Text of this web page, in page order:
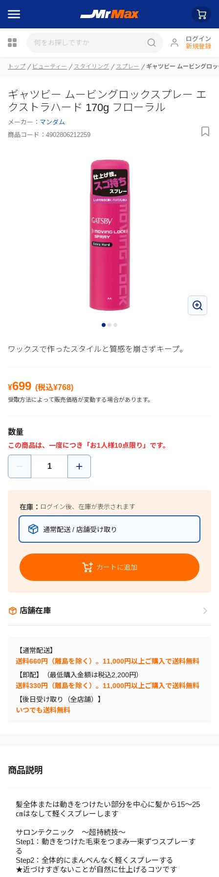
ログイン
新規登録
瓶詰
トップ ビューティー スタイリング スプレー ギャツビー ムービングロ
ギャツビー ムービングロックスプレー エ
クストラハード 170g フローラル
メーカー： マンダム
商品コード： 4902806212259
ワックスで作ったスタイルと質感を崩さずキープ。
¥699 (税込¥768)
受取方法によって販売価格が変動する場合があります。
数量
この商品は、一度につき「お1人様10点限り」です。
在庫： ログイン後、在庫が表示されます
通常配送 / 店舗受け取り
カートに追加
店舗在庫
【通常配送】
送料660円（離島を除く）。11,000円以上ご購入で送料無料
【即配】（最低購入金額は税込2,200円）
送料330円（離島を除く）。11,000円以上ご購入で送料無料
【後日受け取り（全店舗）】
いつでも送料無料
商品説明
髪全体または動きをつけたい部分を中心に髪から15～25
㎝はなして軽くスプレーします
サロンテクニック ～超持続技～
Step1：動きをつけた毛束をつまみ一束ずつスプレーす
る
Step2：全体的にまんべんなく軽くスプレーする
★近づけすぎないことが自然に仕上げるコツです